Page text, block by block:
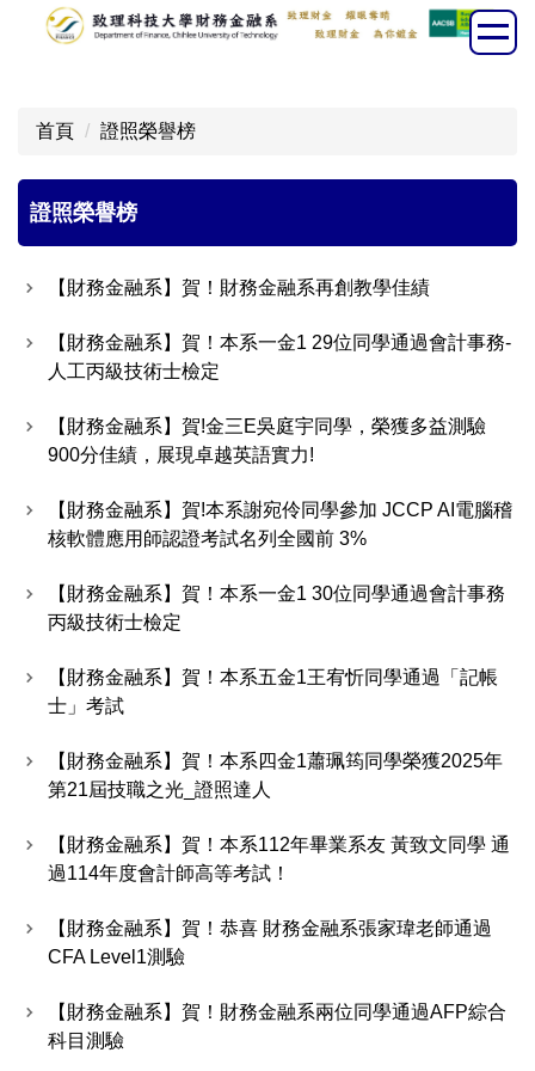
區
首頁 證照榮譽榜
證照榮譽榜
【財務金融系】賀！財務金融系再創教學佳績
【財務金融系】賀！本系一金1 29位同學通過會計事務-
人工丙級技術士檢定
【財務金融系】賀!金三E吳庭宇同學，榮獲多益測驗
900分佳績，展現卓越英語實力!
【財務金融系】賀!本系謝宛伶同學參加 JCCP AI電腦稽
核軟體應用師認證考試名列全國前 3%
【財務金融系】賀！本系一金1 30位同學通過會計事務
丙級技術士檢定
【財務金融系】賀！本系五金1王宥忻同學通過「記帳
士」考試
【財務金融系】賀！本系四金1蕭珮筠同學榮獲2025年
第21屆技職之光_證照達人
【財務金融系】賀！本系112年畢業系友 黃致文同學 通
過114年度會計師高等考試！
【財務金融系】賀！恭喜 財務金融系張家瑋老師通過
CFA Level1測驗
【財務金融系】賀！財務金融系兩位同學通過AFP綜合
科目測驗